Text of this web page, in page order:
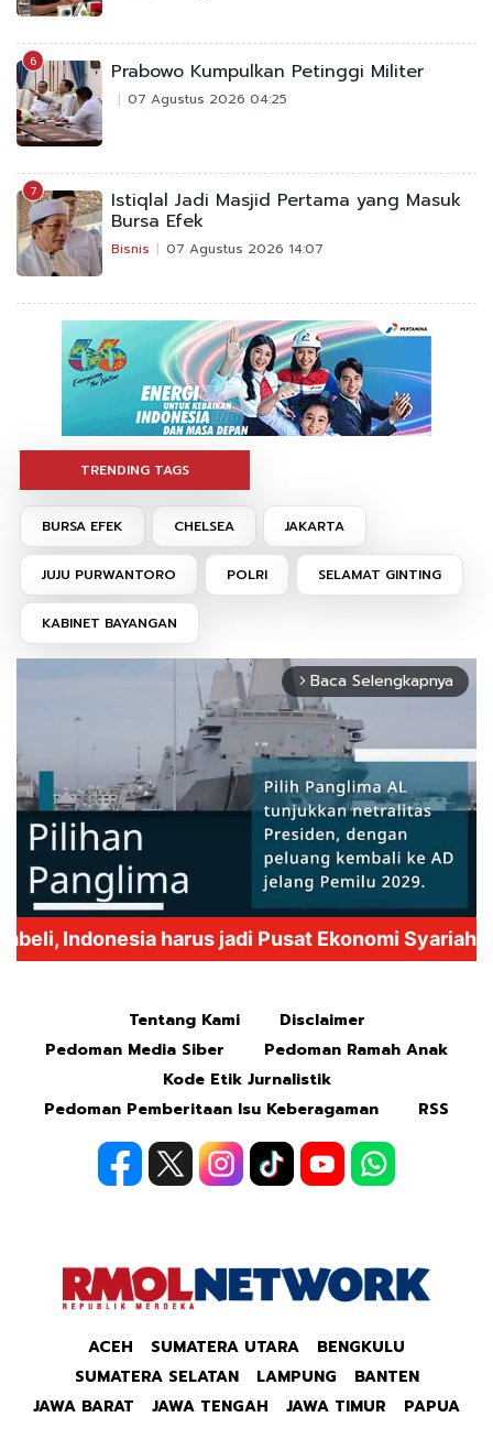
6 Prabowo Kumpulkan Petinggi Militer
07 Agustus 2026 04:25
7 Istiqlal Jadi Masjid Pertama yang Masuk
Bursa Efek
Bisnis 07 Agustus 2026 14:07
TRENDING TAGS
BURSA EFEK CHELSEA JAKARTA
JUJU PURWANTORO POLRI SELAMAT GINTING
KABINET BAYANGAN
arrow_forward_ios Baca Selengkapnya
Tentang Kami
Disclaimer
Pedoman Media Siber
Pedoman Ramah Anak
Kode Etik Jurnalistik
Pedoman Pemberitaan Isu Keberagaman
RSS
ACEH SUMATERA UTARA
BENGKULU
SUMATERA SELATAN
LAMPUNG
BANTEN
JAWA BARAT
JAWA TENGAH JAWA TIMUR PAPUA